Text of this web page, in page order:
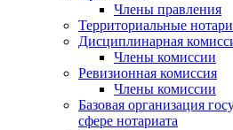
Члены правления
Территориальные
Дисциплинарная
Члены комиссии
Ревизионная комиссия
Члены комиссии
Базовая организация
сфере нотариата